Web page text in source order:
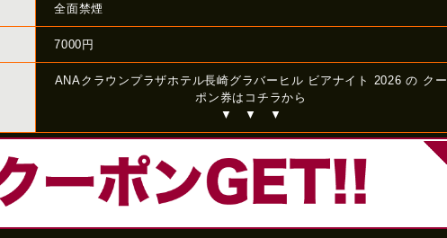
全面禁煙
7000円
ANAクラウンプラザホテル長崎グラバーヒル ビアナイト 2026 の クー
ポン券はコチラから
▼ ▼ ▼